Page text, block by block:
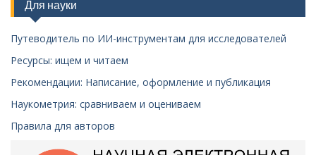
Для науки
Путеводитель по ИИ-инструментам для исследователей
Ресурсы: ищем и читаем
Рекомендации: Написание, оформление и публикация
Наукометрия: сравниваем и оцениваем
Правила для авторов